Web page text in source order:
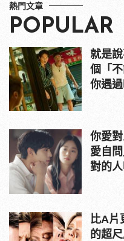
熱門文章
POPULAR
就是
個「
你遇
你愛
愛自
對的人
比A片
的超